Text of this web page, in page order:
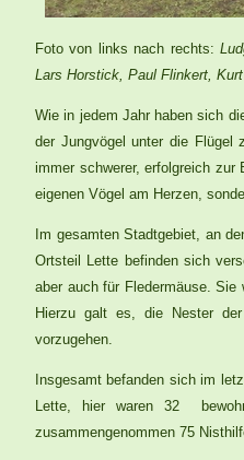
Foto von links nach rechts:
Lars Horstick, Paul Flinkert,
Wie in jedem Jahr haben sich
der Jungvögel unter die Flügel
immer schwerer, erfolgreich zur
eigenen Vögel am Herzen,
Im gesamten Stadtgebiet, an
Ortsteil Lette befinden sich
aber auch für Fledermäuse.
Hierzu galt es, die Nester
vorzugehen.
Insgesamt befanden sich im
Lette, hier waren 32
zusammengenommen 75